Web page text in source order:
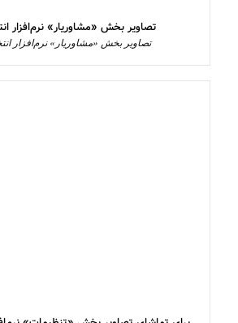
تصاویر بخش «مشاوریار» نرم‌افزار
تصاویر بخش «مشاوریار» نرم‌افزار